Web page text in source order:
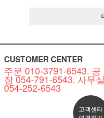
CUSTOMER CENTER
주문 010-3791-6543. 공
장 054-791-6543. 사무실
054-252-6543
고객센터